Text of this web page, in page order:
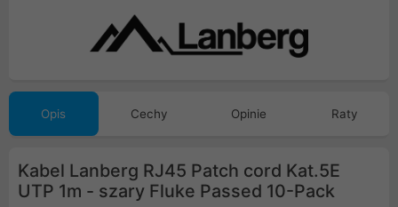
Opis Cechy Opinie Raty
Kabel Lanberg RJ45 Patch cord Kat.5E
UTP 1m - szary Fluke Passed 10-Pack